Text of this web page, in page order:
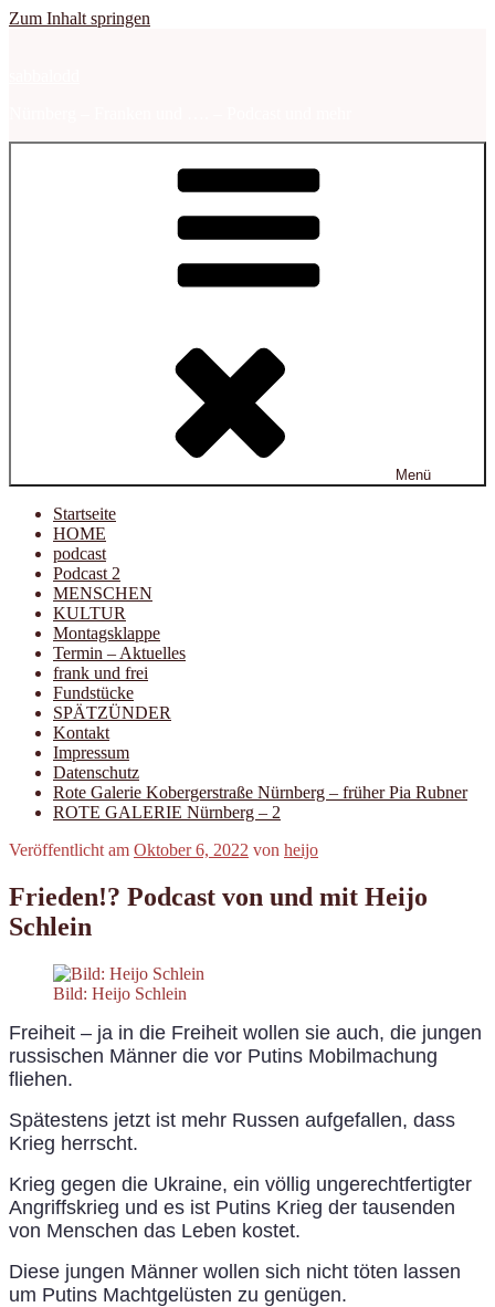
Zum Inhalt springen
Menü
Startseite
HOME
podcast
Podcast 2
MENSCHEN
KULTUR
Montagsklappe
Termin – Aktuelles
frank und frei
Fundstücke
SPÄTZÜNDER
Kontakt
Impressum
Datenschutz
Rote Galerie Kobergerstraße Nürnberg – früher Pia Rubner
ROTE GALERIE Nürnberg – 2
Veröffentlicht am Oktober 6, 2022 von heijo
Frieden!? Podcast von und mit Heijo
Schlein
Bild: Heijo Schlein
Freiheit – ja in die Freiheit wollen sie auch, die jungen
russischen Männer die vor Putins Mobilmachung
fliehen.
Spätestens jetzt ist mehr Russen aufgefallen, dass
Krieg herrscht.
Krieg gegen die Ukraine, ein völlig ungerechtfertigter
Angriffskrieg und es ist Putins Krieg der tausenden
von Menschen das Leben kostet.
Diese jungen Männer wollen sich nicht töten lassen
um Putins Machtgelüsten zu genügen.